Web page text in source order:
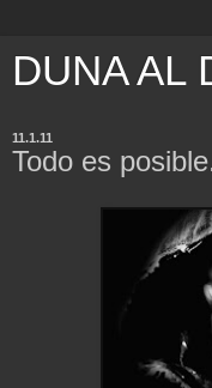
DUNA AL
11.1.11
Todo es